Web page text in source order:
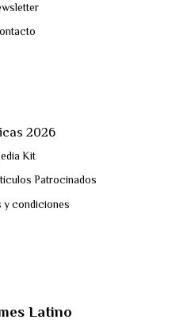
2026
Kit
Patrocinados
y condiciones
Latino